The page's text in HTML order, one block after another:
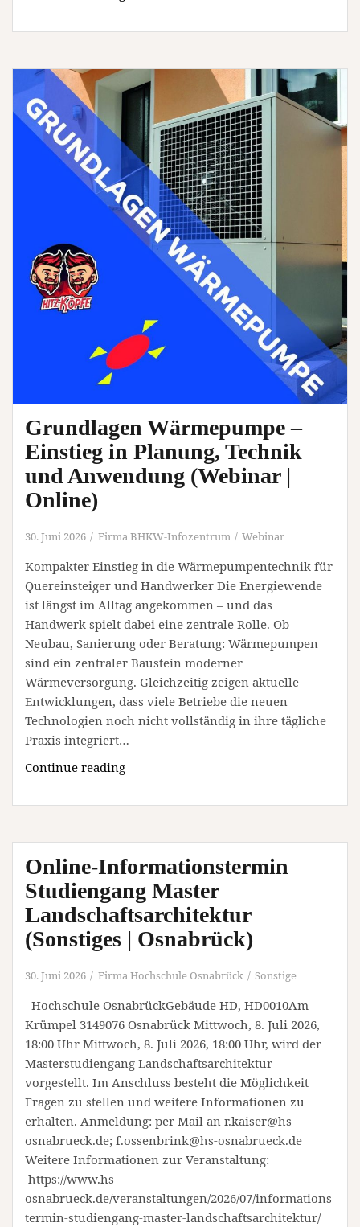
Wohngebäude
|
Online)
Grundlagen Wärmepumpe –
Einstieg in Planung, Technik
und Anwendung (Webinar |
Online)
30. Juni 2026 Firma BHKW-Infozentrum Webinar
Kompakter Einstieg in die Wärmepumpentechnik für
Quereinsteiger und Handwerker Die Energiewende
ist längst im Alltag angekommen – und das
Handwerk spielt dabei eine zentrale Rolle. Ob
Neubau, Sanierung oder Beratung: Wärmepumpen
sind ein zentraler Baustein moderner
Wärmeversorgung. Gleichzeitig zeigen aktuelle
Entwicklungen, dass viele Betriebe die neuen
Technologien noch nicht vollständig in ihre tägliche
Praxis integriert…
Continue readingGrundlagen
–
in
Planung,
Technik
und
Anwendung
(Webinar
Online)
Online-Informationstermin
Studiengang Master
Landschaftsarchitektur
(Sonstiges | Osnabrück)
30. Juni 2026 Firma Hochschule Osnabrück Sonstige
Hochschule OsnabrückGebäude HD, HD0010Am
Krümpel 3149076 Osnabrück Mittwoch, 8. Juli 2026,
18:00 Uhr Mittwoch, 8. Juli 2026, 18:00 Uhr, wird der
Masterstudiengang Landschaftsarchitektur
vorgestellt. Im Anschluss besteht die Möglichkeit
Fragen zu stellen und weitere Informationen zu
erhalten. Anmeldung: per Mail an r.kaiser@hs-
osnabrueck.de; f.ossenbrink@hs-osnabrueck.de
Weitere Informationen zur Veranstaltung:
https://www.hs-
osnabrueck.de/veranstaltungen/2026/07/informations
termin-studiengang-master-landschaftsarchitektur/